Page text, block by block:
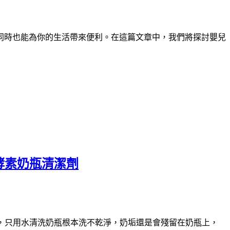
時也能為你的生活帶來便利。在這篇文章中 ， 我們將探討嬰兒
奶瓶清潔劑
用水清洗奶瓶根本洗不乾淨，奶垢還是會殘留在奶瓶上，